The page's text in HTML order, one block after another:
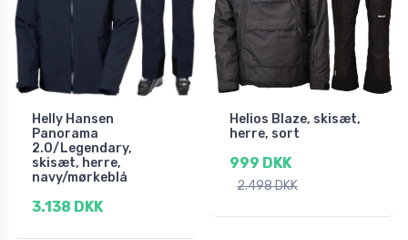
Helly Hansen
Panorama
2.0/Legendary,
skisæt, herre,
navy/mørkeblå
3.138 DKK
Helios Blaze, skisæt,
herre, sort
999 DKK
2.498 DKK